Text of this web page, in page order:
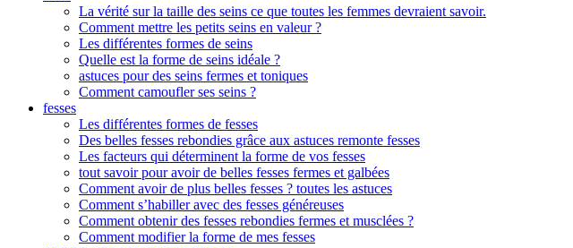
La vérité sur la taille des seins ce que toutes les femmes devraient savoir.
Comment mettre les petits seins en valeur ?
Les différentes formes de seins
Quelle est la forme de seins idéale ?
astuces pour des seins fermes et toniques
Comment camoufler ses seins ?
fesses
Les différentes formes de fesses
Des belles fesses rebondies grâce aux astuces remonte fesses
Les facteurs qui déterminent la forme de vos fesses
tout savoir pour avoir de belles fesses fermes et galbées
Comment avoir de plus belles fesses ? toutes les astuces
Comment s’habiller avec des fesses généreuses
Comment obtenir des fesses rebondies fermes et musclées ?
Comment modifier la forme de mes fesses